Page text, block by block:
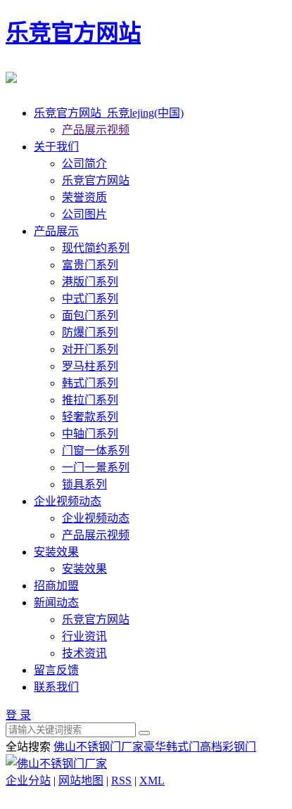
乐竞官方网站
乐竞官方网站_乐竞lejing(中国)
产品展示视频
关于我们
公司简介
乐竞官方网站
荣誉资质
公司图片
产品展示
现代简约系列
富贵门系列
港版门系列
中式门系列
面包门系列
防爆门系列
对开门系列
罗马柱系列
韩式门系列
推拉门系列
轻奢款系列
中轴门系列
门窗一体系列
一门一景系列
锁具系列
企业视频动态
企业视频动态
产品展示视频
安装效果
安装效果
招商加盟
新闻动态
乐竞官方网站
行业资讯
技术资讯
留言反馈
联系我们
登 录
全站搜索 佛山不锈钢门厂家豪华韩式门 高档彩钢门
企业分站 | 网站地图 | RSS | XML